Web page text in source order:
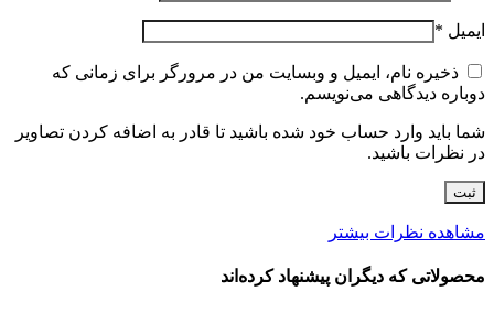
ایمیل *
ذخیره نام، ایمیل و وبسایت من در مرورگر برای زمانی که
دوباره دیدگاهی می‌نویسم.
شما باید وارد حساب خود شده باشید تا قادر به اضافه کردن تصاویر
در نظرات باشید.
مشاهده نظرات بیشتر
محصولاتی که دیگران پیشنهاد کرده‌اند